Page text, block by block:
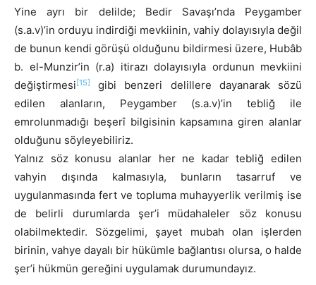
Yine ayrı bir delilde; Bedir Savaşı’nda Peygamber
(s.a.v)’in orduyu indirdiği mevkiinin, vahiy dolayısıyla değil
de bunun kendi görüşü olduğunu bildirmesi üzere, Hubâb
b. el-Munzir’in (r.a) itirazı dolayısıyla ordunun mevkiini
değiştirmesi[15]
gibi benzeri delillere dayanarak sözü
edilen alanların, Peygamber (s.a.v)’in tebliğ ile
emrolunmadığı beşerî bilgisinin kapsamına giren alanlar
olduğunu söyleyebiliriz.
Yalnız söz konusu alanlar her ne kadar tebliğ edilen
vahyin dışında kalmasıyla, bunların tasarruf ve
uygulanmasında fert ve topluma muhayyerlik verilmiş ise
de belirli durumlarda şer’i müdahaleler söz konusu
olabilmektedir. Sözgelimi, şayet mubah olan işlerden
birinin, vahye dayalı bir hükümle bağlantısı olursa, o halde
şer’i hükmün gereğini uygulamak durumundayız.